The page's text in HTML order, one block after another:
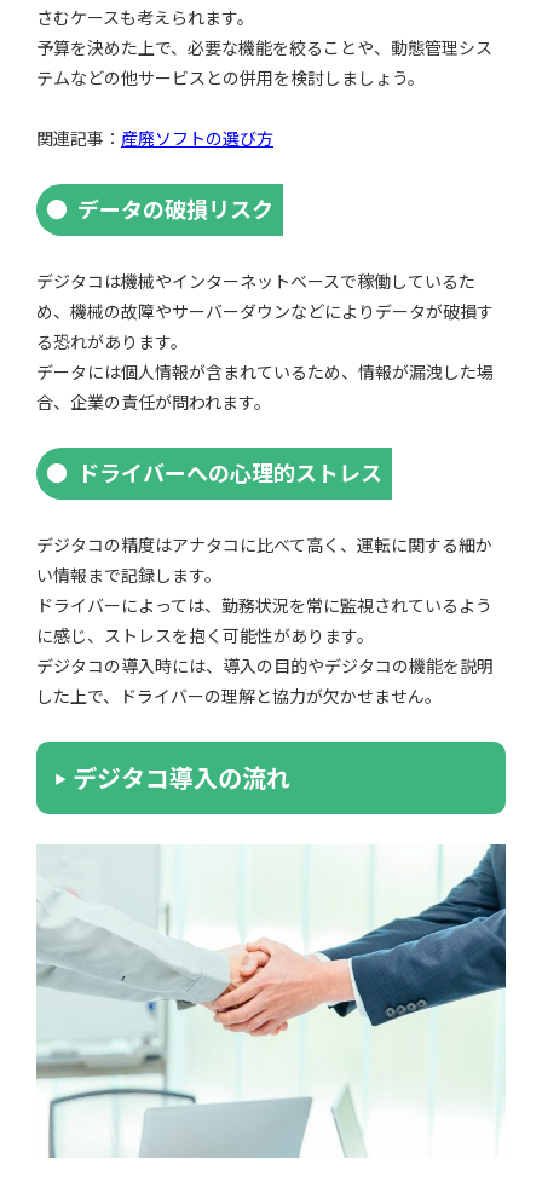
さむケースも考えられます。
予算を決めた上で、必要な機能を絞ることや、動態管理シス
テムなどの他サービスとの併用を検討しましょう。
関連記事： 産廃ソフトの選び方
データの破損リスク
デジタコは機械やインターネットベースで稼働しているた
め、機械の故障やサーバーダウンなどによりデータが破損す
る恐れがあります。
データには個人情報が含まれているため、情報が漏洩した場
合、企業の責任が問われます。
ドライバーへの心理的ストレス
デジタコの精度はアナタコに比べて高く、運転に関する細か
い情報まで記録します。
ドライバーによっては、勤務状況を常に監視されているよう
に感じ、ストレスを抱く可能性があります。
デジタコの導入時には、導入の目的やデジタコの機能を説明
した上で、ドライバーの理解と協力が欠かせません。
デジタコ導入の流れ